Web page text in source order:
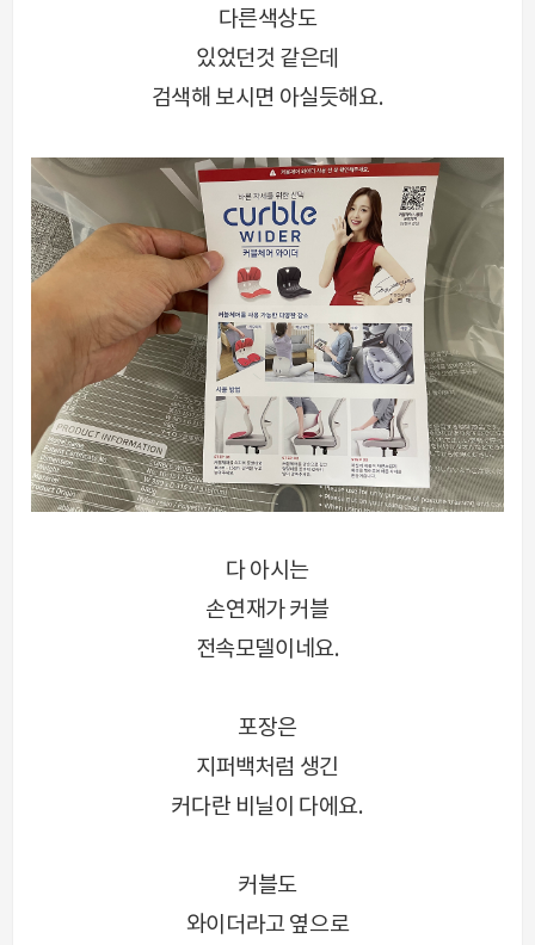
다른색상도
있었던것 같은데
검색해 보시면 아실듯해요.
다 아시는
손연재가 커블
전속모델이네요.
포장은
지퍼백처럼 생긴
커다란 비닐이 다에요.
커블도
와이더라고 옆으로